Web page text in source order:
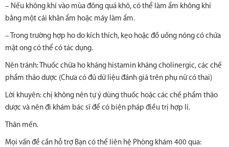
– Nếu không khí vào mùa đông quá khô, có thể làm ẩm không khí
bằng một cái khăn ẩm hoặc máy làm ẩm.
– Trong trường hợp ho do kích thích, kẹo hoặc đồ uống nóng có chứa
mật ong có thể có tác dụng.
Nên tránh: Thuốc chữa ho kháng histamin kháng cholinergic, các chế
phẩm thảo dược (Chưa có đủ dữ liệu đánh giá trên phụ nữ có thai)
Lời khuyên: chị không nên tự ý dùng thuốc hoặc các chế phẩm thảo
dược và nên đi khám bác sĩ để có biện pháp điều trị hợp lí.
Thân mến.
Mọi vấn đề cần hỗ trợ Bạn có thể liên hệ Phòng khám 400 qua: